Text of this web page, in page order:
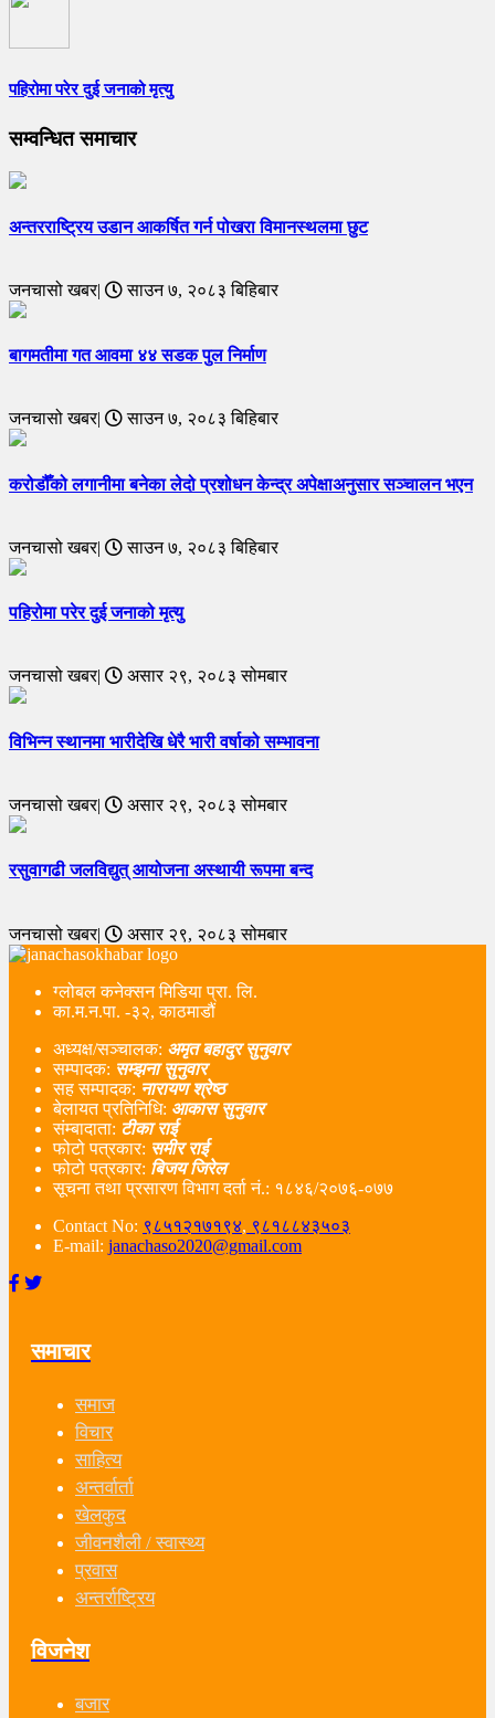
पहिरोमा परेर दुई जनाको मृत्यु
सम्वन्धित समाचार
अन्तरराष्ट्रिय उडान आकर्षित गर्न पोखरा विमानस्थलमा छुट
जनचासो खबर| साउन ७, २०८३ बिहिबार
बागमतीमा गत आवमा ४४ सडक पुल निर्माण
जनचासो खबर| साउन ७, २०८३ बिहिबार
करोडौँको लगानीमा बनेका लेदो प्रशोधन केन्द्र अपेक्षाअनुसार सञ्चालन भएन
जनचासो खबर| साउन ७, २०८३ बिहिबार
पहिरोमा परेर दुई जनाको मृत्यु
जनचासो खबर| असार २९, २०८३ सोमबार
विभिन्न स्थानमा भारीदेखि धेरै भारी वर्षाको सम्भावना
जनचासो खबर| असार २९, २०८३ सोमबार
रसुवागढी जलविद्युत् आयोजना अस्थायी रूपमा बन्द
जनचासो खबर| असार २९, २०८३ सोमबार
ग्लोबल कनेक्सन मिडिया प्रा. लि.
का.म.न.पा. -३२, काठमाडौं
अध्यक्ष/सञ्चालक: अमृत बहादुर सुनुवार
सम्पादक: सम्झना सुनुवार
सह सम्पादक: नारायण श्रेष्ठ
बेलायत प्रतिनिधि: आकास सुनुवार
संम्बादाता: टीका राई
फोटो पत्रकार: समीर राई
फोटो पत्रकार: बिजय जिरेल
सूचना तथा प्रसारण विभाग दर्ता नं‌.: १८४६/२०७६-०७७
Contact No: ९८५१२१७१९४, ९८१८८४३५०३
E-mail: janachaso2020@gmail.com
समाचार
समाज
विचार
साहित्य
अन्तर्वार्ता
खेलकुद
जीवनशैली / स्वास्थ्य
प्रवास
अन्तर्राष्ट्रिय
विजनेश
बजार